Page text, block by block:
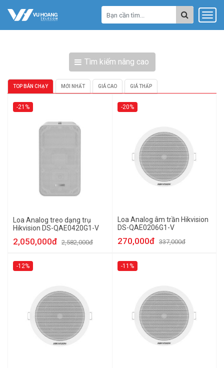
Tìm kiếm nâng cao
TOP BÁN CHẠY MỚI NHẤT GIÁ CAO GIÁ THẤP
-21%
Loa Analog treo dạng trụ
Hikvision DS-QAE0420G1-V
2,050,000đ 2,582,000đ
-20%
Loa Analog âm trần Hikvision
DS-QAE0206G1-V
270,000đ 337,000đ
-12% -11%